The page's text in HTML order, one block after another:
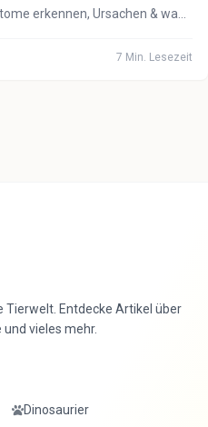
erkennen, Ursachen & wann
7 Min. Lesezeit
Tierwelt. Entdecke Artikel über
vieles mehr.
Dinosaurier